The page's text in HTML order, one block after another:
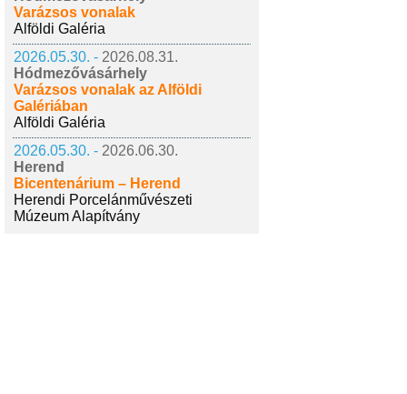
Varázsos vonalak
Alföldi Galéria
2026.05.30. - 2026.08.31.
Hódmezővásárhely
Varázsos vonalak az Alföldi
Galériában
Alföldi Galéria
2026.05.30. - 2026.06.30.
Herend
Bicentenárium – Herend
Herendi Porcelánművészeti
Múzeum Alapítvány